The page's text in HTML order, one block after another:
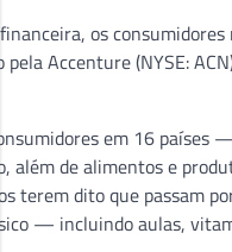
os
Accenture (NYSE:
em 16 países
além de alimentos e
terem dito que passam
— incluindo aulas,